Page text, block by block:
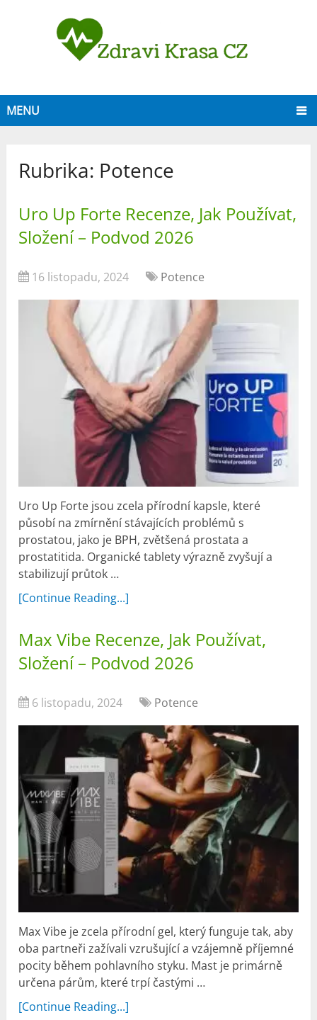
MENU
Rubrika: Potence
Uro Up Forte Recenze, Jak Používat,
Složení – Podvod 2026
16 listopadu, 2024 Potence
Uro Up Forte jsou zcela přírodní kapsle, které
působí na zmírnění stávajících problémů s
prostatou, jako je BPH, zvětšená prostata a
prostatitida. Organické tablety výrazně zvyšují a
stabilizují průtok …
[Continue Reading...]
Max Vibe Recenze, Jak Používat,
Složení – Podvod 2026
6 listopadu, 2024 Potence
Max Vibe je zcela přírodní gel, který funguje tak, aby
oba partneři zažívali vzrušující a vzájemně příjemné
pocity během pohlavního styku. Mast je primárně
určena párům, které trpí častými …
[Continue Reading...]